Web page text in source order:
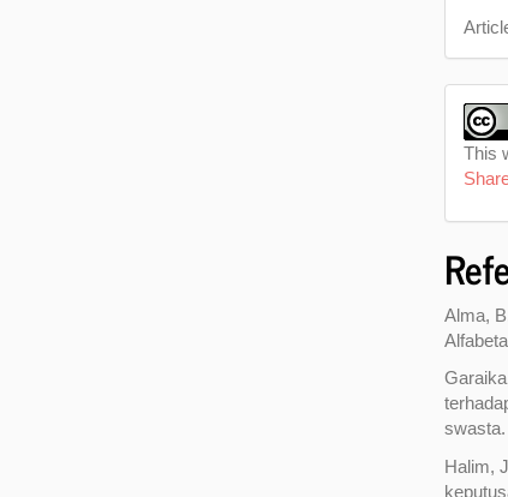
This
Alma,
Halim,